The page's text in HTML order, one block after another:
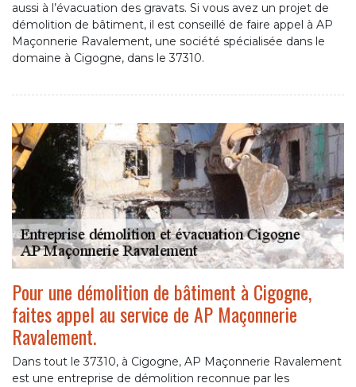
aussi à l’évacuation des gravats. Si vous avez un projet de
démolition de bâtiment, il est conseillé de faire appel à AP
Maçonnerie Ravalement, une société spécialisée dans le
domaine à Cigogne, dans le 37310.
Pour une démolition de bâtiment à Cigogne,
faites appel au service de AP Maçonnerie
Ravalement.
Dans tout le 37310, à Cigogne, AP Maçonnerie Ravalement
est une entreprise de démolition reconnue par les